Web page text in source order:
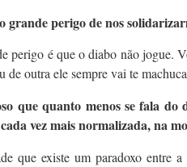
grande perigo de nos
perigo é que o diabo não jogue.
de outra ele sempre vai te
que quanto menos se fala do
vez mais normalizada, na
que existe um paradoxo entre